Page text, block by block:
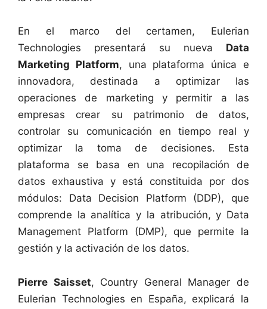
En el marco del certamen, Eulerian
Technologies presentará su nueva Data
Marketing Platform, una plataforma única e
innovadora, destinada a optimizar las
operaciones de marketing y permitir a las
empresas crear su patrimonio de datos,
controlar su comunicación en tiempo real y
optimizar la toma de decisiones. Esta
plataforma se basa en una recopilación de
datos exhaustiva y está constituida por dos
módulos: Data Decision Platform (DDP), que
comprende la analítica y la atribución, y Data
Management Platform (DMP), que permite la
gestión y la activación de los datos.
Pierre Saisset, Country General Manager de
Eulerian Technologies en España, explicará la